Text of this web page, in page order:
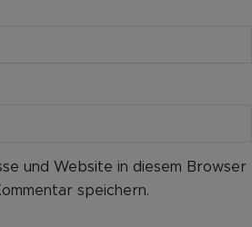
und Website in diesem Browser
speichern.